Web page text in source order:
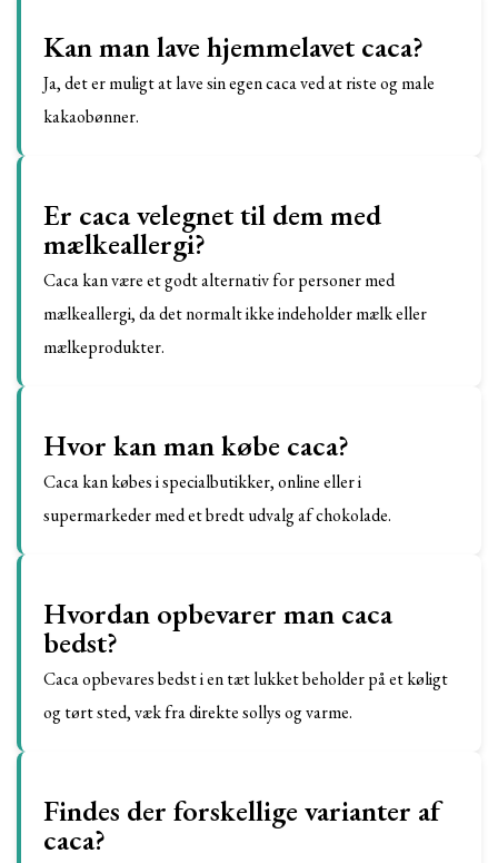
Kan man lave hjemmelavet caca?
Ja, det er muligt at lave sin egen caca ved at riste og male
kakaobønner.
Er caca velegnet til dem med
mælkeallergi?
Caca kan være et godt alternativ for personer med
mælkeallergi, da det normalt ikke indeholder mælk eller
mælkeprodukter.
Hvor kan man købe caca?
Caca kan købes i specialbutikker, online eller i
supermarkeder med et bredt udvalg af chokolade.
Hvordan opbevarer man caca
bedst?
Caca opbevares bedst i en tæt lukket beholder på et køligt
og tørt sted, væk fra direkte sollys og varme.
Findes der forskellige varianter af
caca?